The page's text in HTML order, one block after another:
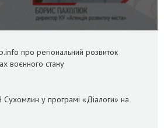
про регіональний розвиток
воєнного стану
у програмі «Діалоги» на